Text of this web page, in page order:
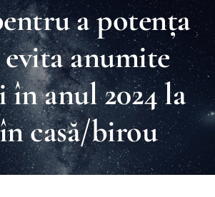
a potența
evita anumite
în anul 2024 la
casă/birou